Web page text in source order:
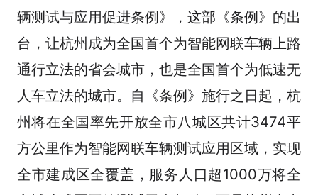
辆测试与应用促进条例》，这部《条例》的出
台，让杭州成为全国首个为智能网联车辆上路
通行立法的省会城市，也是全国首个为低速无
人车立法的城市。自《条例》施行之日起，杭
州将在全国率先开放全市八城区共计3474平
方公里作为智能网联车辆测试应用区域，实现
全市建成区全覆盖，服务人口超1000万将全